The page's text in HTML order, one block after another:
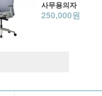
사무용의자
250,000원